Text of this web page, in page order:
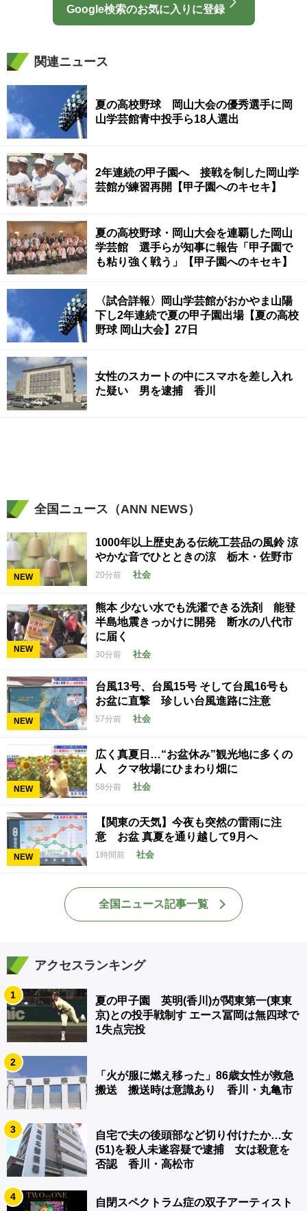
Google検索のお気に入りに登録
関連ニュース
夏の高校野球 岡山大会の優秀選手に岡
山学芸館青中投手ら18人選出
2年連続の甲子園へ 接戦を制した岡山学
芸館が練習再開【甲子園へのキセキ】
夏の高校野球・岡山大会を連覇した岡山
学芸館 選手らが知事に報告「甲子園で
も粘り強く戦う」【甲子園へのキセキ】
〈試合詳報〉岡山学芸館がおかやま山陽
下し2年連続で夏の甲子園出場【夏の高校
野球 岡山大会】27日
女性のスカートの中にスマホを差し入れ
た疑い 男を逮捕 香川
全国ニュース（ANN NEWS）
NEW
1000年以上歴史ある伝統工芸品の風鈴 涼
やかな音でひとときの涼 栃木・佐野市
20分前 社会
NEW
熊本 少ない水でも洗濯できる洗剤 能登
半島地震きっかけに開発 断水の八代市
に届く
30分前 社会
NEW
台風13号、台風15号 そして台風16号も
お盆に直撃 珍しい台風進路に注意
57分前 社会
NEW
広く真夏日…“お盆休み”観光地に多くの
人 クマ牧場にひまわり畑に
58分前 社会
NEW
【関東の天気】今夜も突然の雷雨に注
意 お盆 真夏を通り越して9月へ
1時間前 社会
全国ニュース記事一覧
アクセスランキング
1
夏の甲子園 英明(香川)が関東第一(東東
京)との投手戦制す エース冨岡は無四球で
1失点完投
2
「火が服に燃え移った」86歳女性が救急
搬送 搬送時は意識あり 香川・丸亀市
3
自宅で夫の後頭部など切り付けたか…女
(51)を殺人未遂容疑で逮捕 女は殺意を
否認 香川・高松市
4
自閉スペクトラム症の双子アーティスト